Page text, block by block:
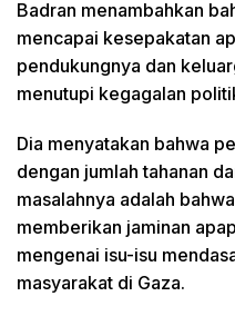
Badran menambahkan
mencapai kesepakatan
pendukungnya dan
menutupi kegagalan
Dia menyatakan bahwa
dengan jumlah tahanan
masalahnya adalah
memberikan jaminan
mengenai isu-isu
masyarakat di Gaza.